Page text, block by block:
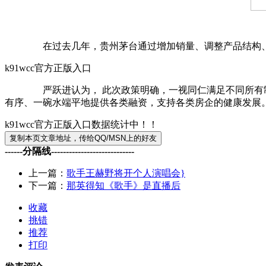
在过去几年，贵州茅台通过增加销量、调整产品结构、
k91wcc官方正版入口
严跃进认为， 此次政策明确，一视同仁满足不同所有制
有序、一碗水端平地提供各类融资，支持各类房企的健康发展
k91wcc官方正版入口数据统计中！！
------分隔线----------------------------
上一篇： 歌手王赫野将开个人演唱会}
下一篇： 那英得知《歌手》是直播后
收藏
挑错
推荐
打印